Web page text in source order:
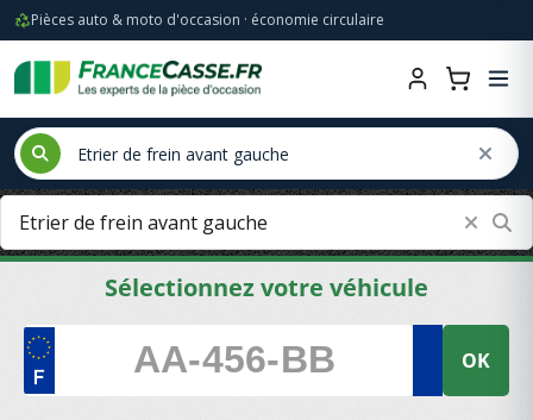
Pièces auto & moto d'occasion · économie circulaire
Sélectionnez votre véhicule
OK